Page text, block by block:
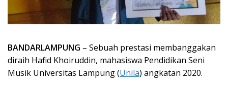
BANDARLAMPUNG – Sebuah prestasi membanggakan
diraih Hafid Khoiruddin, mahasiswa Pendidikan Seni
Musik Universitas Lampung (Unila) angkatan 2020.